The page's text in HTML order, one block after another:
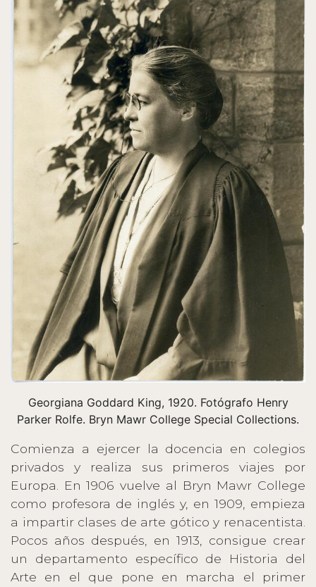
Georgiana Goddard King, 1920. Fotógrafo Henry
Parker Rolfe. Bryn Mawr College Special Collections.
Comienza a ejercer la docencia en colegios
privados y realiza sus primeros viajes por
Europa. En 1906 vuelve al Bryn Mawr College
como profesora de inglés y, en 1909, empieza
a impartir clases de arte gótico y renacentista.
Pocos años después, en 1913, consigue crear
un departamento específico de Historia del
Arte en el que pone en marcha el primer